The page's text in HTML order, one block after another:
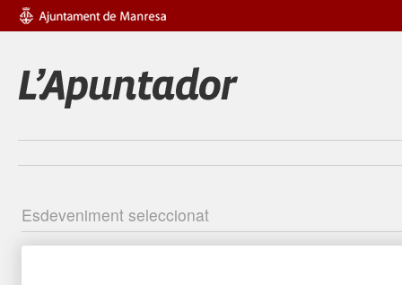
Esdeveniment seleccionat